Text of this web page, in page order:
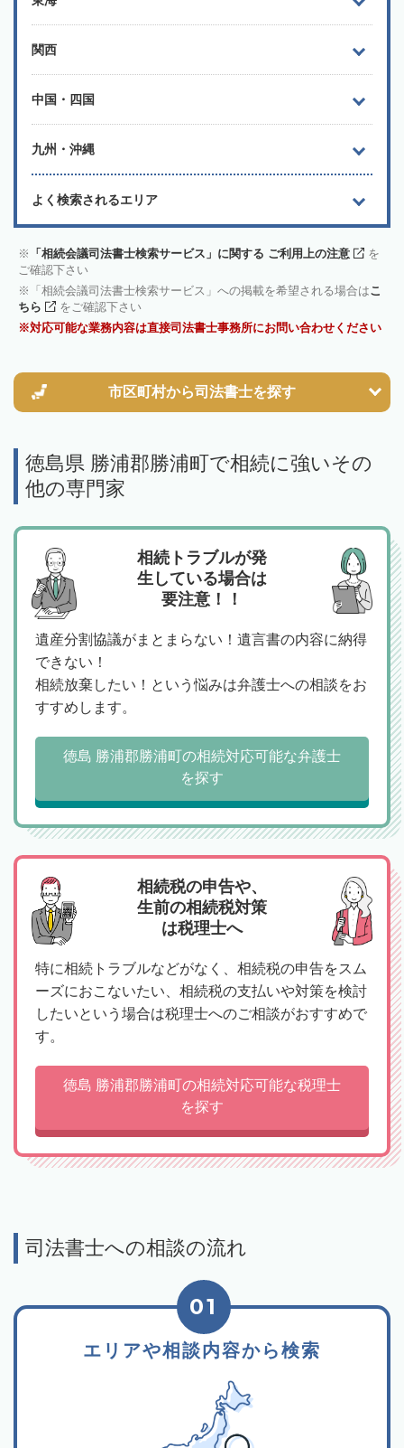
関西
中国・四国
九州・沖縄
よく検索されるエリア
「相続会議司法書士検索サービス」に関する ご利用上の注意
を
ご確認下さい
「相続会議司法書士検索サービス」への掲載を希望される場合はこ
ちら
をご確認下さい
対応可能な業務内容は直接司法書士事務所にお問い合わせください
市区町村から司法書士を探す
徳島県 勝浦郡勝浦町で相続に強いその
他の専門家
相続トラブルが発
生している場合は
要注意！！
遺産分割協議がまとまらない！遺言書の内容に納得
できない！
相続放棄したい！という悩みは弁護士への相談をお
すすめします。
徳島 勝浦郡勝浦町の相続対応可能な弁護士
を探す
相続税の申告や、
生前の相続税対策
は税理士へ
特に相続トラブルなどがなく、相続税の申告をスム
ーズにおこないたい、相続税の支払いや対策を検討
したいという場合は税理士へのご相談がおすすめで
す。
徳島 勝浦郡勝浦町の相続対応可能な税理士
を探す
司法書士への相談の流れ
エリアや相談内容から検索
01